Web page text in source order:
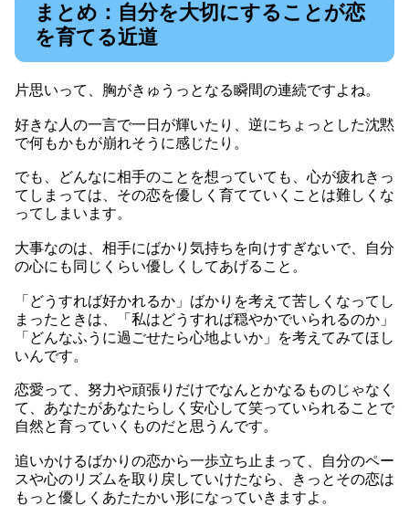
まとめ：自分を大切にすることが恋
を育てる近道
片思いって、胸がきゅうっとなる瞬間の連続ですよね。
好きな人の一言で一日が輝いたり、逆にちょっとした沈黙
で何もかもが崩れそうに感じたり。
でも、どんなに相手のことを想っていても、心が疲れきっ
てしまっては、その恋を優しく育てていくことは難しくな
ってしまいます。
大事なのは、相手にばかり気持ちを向けすぎないで、自分
の心にも同じくらい優しくしてあげること。
「どうすれば好かれるか」ばかりを考えて苦しくなってし
まったときは、「私はどうすれば穏やかでいられるのか」
「どんなふうに過ごせたら心地よいか」を考えてみてほし
いんです。
恋愛って、努力や頑張りだけでなんとかなるものじゃなく
て、あなたがあなたらしく安心して笑っていられることで
自然と育っていくものだと思うんです。
追いかけるばかりの恋から一歩立ち止まって、自分のペー
スや心のリズムを取り戻していけたなら、きっとその恋は
もっと優しくあたたかい形になっていきますよ。